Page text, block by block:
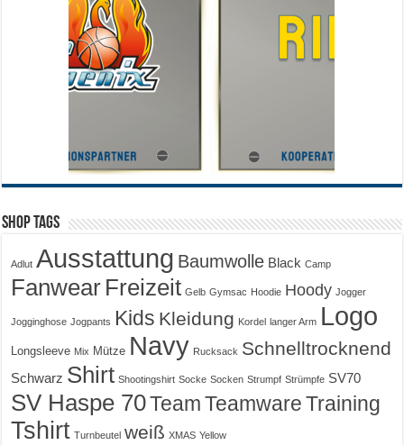
Shop Tags
Adlut Ausstattung Baumwolle Black Camp
Fanwear Freizeit Gelb Gymsac Hoodie Hoody Jogger
Jogginghose Jogpants Kids Kleidung Kordel langer Arm Logo
Longsleeve Mix Mütze Navy Rucksack Schnelltrocknend
Schwarz Shirt Shootingshirt Socke Socken Strumpf Strümpfe SV70
SV Haspe 70Team Teamware Training
Tshirt Turnbeutel weiß XMAS Yellow